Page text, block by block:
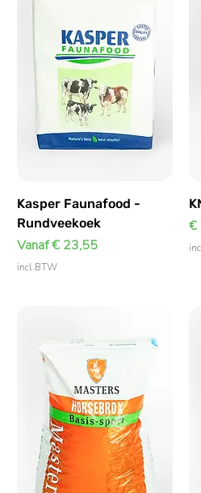
Kasper Faunafood -
Rundveekoek
Vanaf€ 23,55
Verkoopprijs
incl.BTW
€